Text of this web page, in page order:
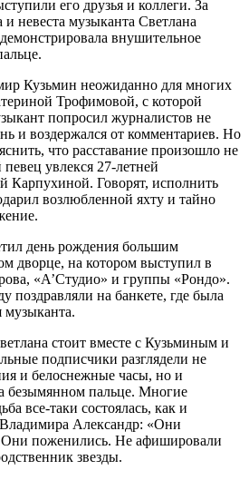
его друзья и коллеги. За
невеста музыканта Светлана
внушительное
Кузьмин неожиданно для многих
Трофимовой, с которой
попросил журналистов не
и воздержался от комментариев. Но
что расставание произошло не
увлекся 27-летней
Карпухиной. Говорят, исполнить
возлюбленной яхту и тайно
день рождения большим
дворце, на котором выступил в
«А’Студио» и группы «Рондо».
поздравляли на банкете, где была
музыканта.
стоит вместе с Кузьминым и
подписчики разглядели не
и белоснежные часы, но и
безымянном пальце. Многие
все-таки состоялась, как и
Владимира Александр: «Они
Они поженились. Не афишировали
звезды.